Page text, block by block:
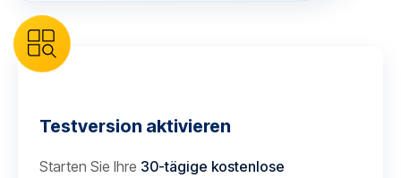
Testversion aktivieren
Starten Sie Ihre 30-tägige kostenlose